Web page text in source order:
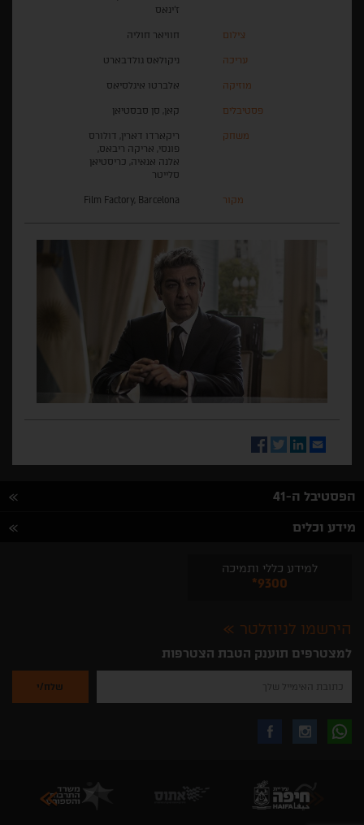
ז'ינאס
צילום חוויאר חוליה
עריכה ניקולאס גולדבארט
מוזיקה אלברטו איגלסיאס
פסטיבלים קאן, סן סבסטיאן
משחק
ריקארדו דארין, דולורס
פונסי, אריקה ריבאס,
אלנה אנאיה, כריסטיאן
סלייטר
מקור Film Factory, Barcelona
Email
LinkedIn
Twitter
Facebook
הפסטיבל ה-41
מידע וכלים
למידע כללי ותמיכה
*9300
הירשמו לניוזלטר
למצטרפים תוענק הטבת הצטרפות
להזין
שלך
לקבלת
באינסטגרם
עקבו
בפייסבוק